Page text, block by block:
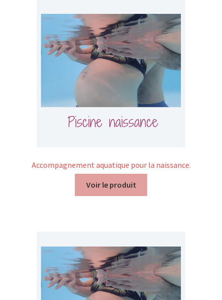
Formations 2026
Formations 2027
Webinaires en ligne
Première Inscription
Mes données UPSfB
Mes commandes
Accompagnement aquatique pour la naissance.
Voir le produit